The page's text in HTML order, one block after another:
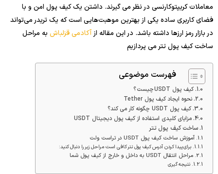
معاملات کریپتوکارنسی در نظر می گیرند. داشتن یک کیف پول امن و با
فضای کاربری ساده یکی از بهترین موهبت‌هایی است که یک تریدر می‌تواند
در بازار رمز ارزها داشته باشد. در این مقاله از آکادمی قزلباش به مراحل
ساخت کیف پول تتر می پردازیم
فهرست موضوعی
کیف پول USDT چیست ؟
نحوه ایجاد کیف پول Tether
کیف پول USDT چگونه کار می کند؟
مزایای کلیدی استفاده از کیف پول دیجیتال USDT
ساخت کیف پول تتر
آموزش ساخت کیف پول USDT در تراست ولت
برای پیدا کردن آدرس کیف پول تتر کافی است مراحل زیر را دنبال کنید:
مراحل انتقال USDT به داخل و خارج از کیف پول شما
نتیجه گیری